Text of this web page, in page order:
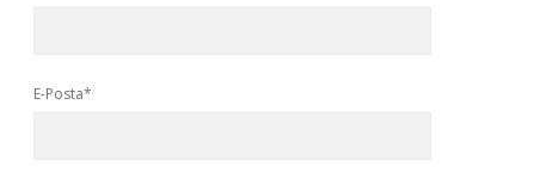
E-Posta*